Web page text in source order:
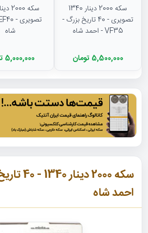
سکه 2000 دینار 1340
تصویری - 40 تاریخ بزرگ -
VF35 - احمد شاه
5,500,000 تومان
شاه
5,000,000 تومان
سکه 2000
احمد شاه